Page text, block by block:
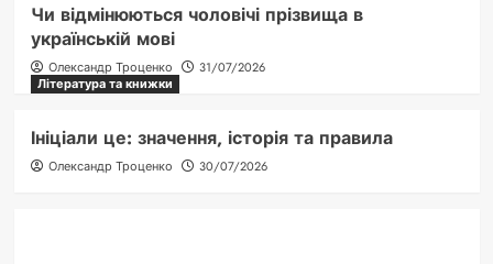
Чи відмінюються чоловічі прізвища в
українській мові
Олександр Троценко
31/07/2026
Література та книжки
Ініціали це: значення, історія та правила
Олександр Троценко 30/07/2026